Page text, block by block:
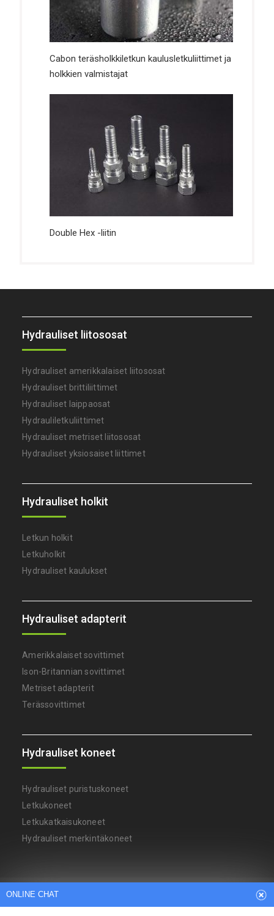
Cabon teräsholkkiletkun kaulusletkuliittimet ja
holkkien valmistajat
Double Hex -liitin
Hydrauliset liitososat
Hydrauliset amerikkalaiset liitososat
Hydrauliset brittiliittimet
Hydrauliset laippaosat
Hydrauliletkuliittimet
Hydrauliset metriset liitososat
Hydrauliset yksiosaiset liittimet
Hydrauliset holkit
Letkun holkit
Letkuholkit
Hydrauliset kaulukset
Hydrauliset adapterit
Amerikkalaiset sovittimet
Ison-Britannian sovittimet
Metriset adapterit
Terässovittimet
Hydrauliset koneet
Hydrauliset puristuskoneet
Letkukoneet
Letkukatkaisukoneet
Hydrauliset merkintäkoneet
Arabic
German
Italian Japanese Persian
ONLINE CHAT